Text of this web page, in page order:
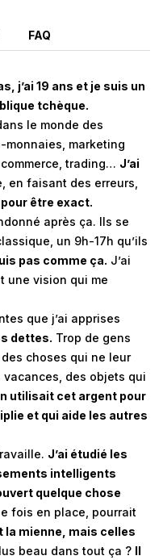
FAQ
j’ai 19 ans et je suis un
tchèque.
le monde des
marketing
trading… J’ai
en faisant des erreurs,
être exact.
après ça. Ils se
un 9h-17h qu’ils
pas comme ça. J’ai
une vision qui me
que j’ai apprises
dettes. Trop de gens
choses qui ne leur
des objets qui
utilisait cet argent pour
et qui aide les autres
J’ai étudié les
intelligents
quelque chose
fois en place, pourrait
la mienne, mais celles
beau dans tout ça ? Il